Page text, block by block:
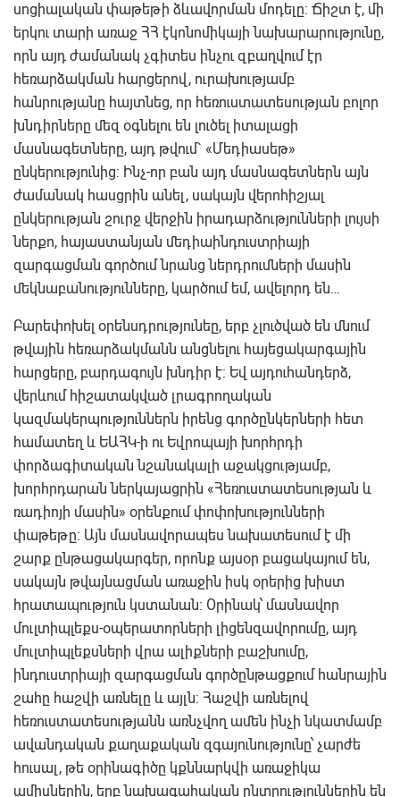
սոցիալական փաթեթի ձևավորման մոդելը: Ճիշտ է, մի
երկու տարի առաջ ՀՀ էկոնոմիկայի նախարարությունը,
որն այդ ժամանակ չգիտես ինչու զբաղվում էր
հեռարձակման հարցերով, ուրախությամբ
հանրությանը հայտնեց, որ հեռուստատեսության բոլոր
խնդիրները մեզ օգնելու են լուծել իտալացի
մասնագետները, այդ թվում` «Մեդիասեթ»
ընկերությունից: Ինչ-որ բան այդ մասնագետներն այն
ժամանակ հասցրին անել, սակայն վերոհիշյալ
ընկերության շուրջ վերջին իրադարձությունների լույսի
ներքո, հայաստանյան մեդիաինդուստրիայի
զարգացման գործում նրանց ներդրումների մասին
մեկնաբանությունները, կարծում եմ, ավելորդ են…
Բարեփոխել օրենսդրությունեը, երբ չլուծված են մնում
թվային հեռարձակմանն անցնելու հայեցակարգային
հարցերը, բարդագույն խնդիր է: Եվ այդուհանդերձ,
վերևում հիշատակված լրագրողական
կազմակերպություններն իրենց գործընկերների հետ
համատեղ և ԵԱՀԿ-ի ու Եվրոպայի խորհրդի
փորձագիտական նշանակալի աջակցությամբ,
խորհրդարան ներկայացրին «Հեռուստատեսության և
ռադիոյի մասին» օրենքում փոփոխությունների
փաթեթը: Այն մասնավորապես նախատեսում է մի
շարք ընթացակարգեր, որոնք այսօր բացակայում են,
սակայն թվայնացման առաջին իսկ օրերից խիստ
հրատապություն կստանան։ Օրինակ՝ մասնավոր
մուլտիպլեքս-օպերատորների լիցենզավորումը, այդ
մուլտիպլեքսների վրա ալիքների բաշխումը,
ինդուստրիայի զարգացման գործընթացքում հանրային
շահը հաշվի առնելը և այլն: Հաշվի առնելով
հեռուստատեսությանն առնչվող ամեն ինչի նկատմամբ
ավանդական քաղաքական զգայունությունը՝ չարժե
հուսալ, թե օրինագիծը կքննարկվի առաջիկա
ամիսներին, երբ նախագահական ընտրություններին են